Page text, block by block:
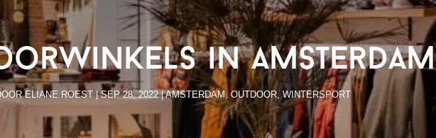
in Amsterdam
ELIANE ROEST|SEP 28, 2022|AMSTERDAM,OUTDOOR,WINTERSPORT